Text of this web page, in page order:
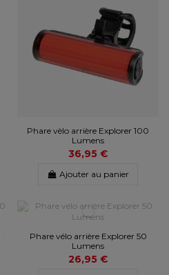
Phare vèlo arrière Explorer 100
Lumens
36,95 €
Ajouter au panier
Phare vélo arrière Explorer 50
Lumens
26,95 €